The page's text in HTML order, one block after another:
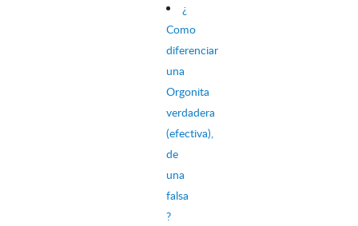
¿
Como
diferenciar
una
Orgonita
verdadera
(efectiva),
de
una
falsa
?